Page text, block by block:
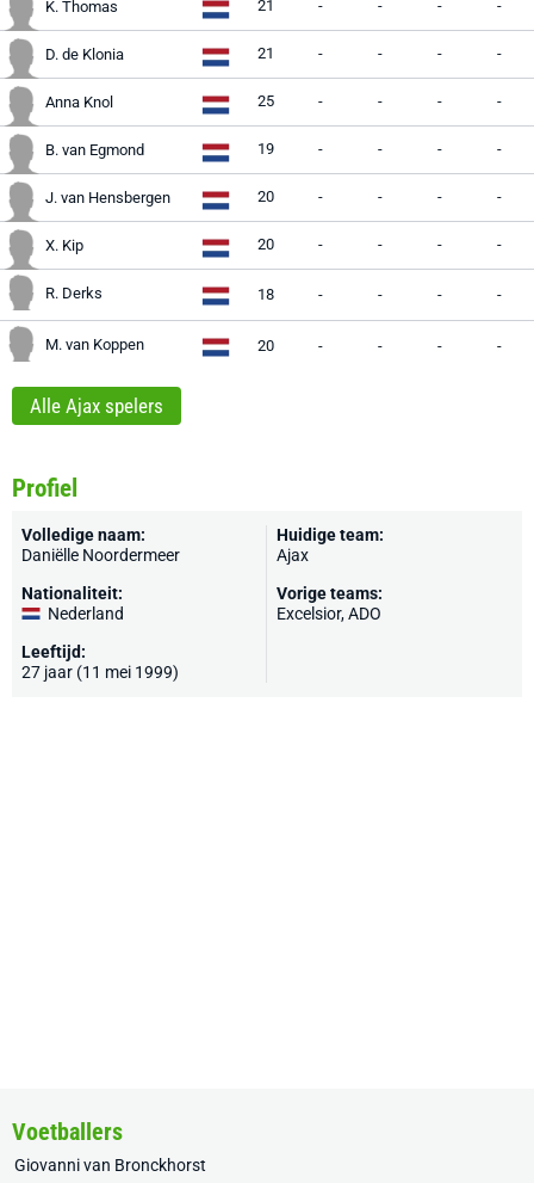
K. Thomas 21 - - - -
D. de Klonia 21 - - - -
Anna Knol 25 - - - -
B. van Egmond 19 - - - -
J. van Hensbergen 20 - - - -
X. Kip 20 - - - -
R. Derks 18 - - - -
M. van Koppen 20 - - - -
Alle Ajax spelers
Profiel
Volledige naam:
Daniëlle Noordermeer
Nationaliteit:
Nederland
Leeftijd:
27 jaar (11 mei 1999)
Huidige team:
Ajax
Vorige teams:
Excelsior, ADO
Voetballers
Giovanni van Bronckhorst